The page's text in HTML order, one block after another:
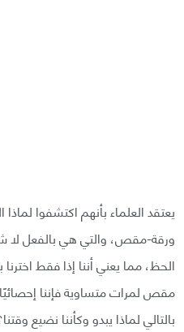
يعتقد العلماء بأنهم اكتشفوا
ورقة-مقص، والتي هي بالفعل لا
الحظ، مما يعني أننا إذا فقط
مقص لمرات متساوية فإننا
بالتالي لماذا يبدو وكأننا نضيع